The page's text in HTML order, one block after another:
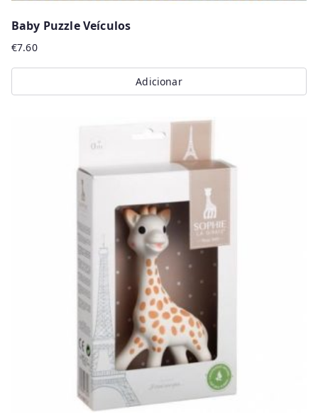
Baby Puzzle Veículos
€7.60
Adicionar